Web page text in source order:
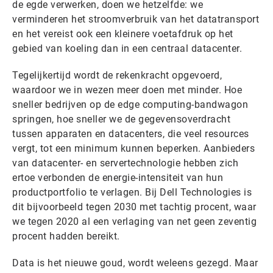
de egde verwerken, doen we hetzelfde: we
verminderen het stroomverbruik van het datatransport
en het vereist ook een kleinere voetafdruk op het
gebied van koeling dan in een centraal datacenter.
Tegelijkertijd wordt de rekenkracht opgevoerd,
waardoor we in wezen meer doen met minder. Hoe
sneller bedrijven op de edge computing-bandwagon
springen, hoe sneller we de gegevensoverdracht
tussen apparaten en datacenters, die veel resources
vergt, tot een minimum kunnen beperken. Aanbieders
van datacenter- en servertechnologie hebben zich
ertoe verbonden de energie-intensiteit van hun
productportfolio te verlagen. Bij Dell Technologies is
dit bijvoorbeeld tegen 2030 met tachtig procent, waar
we tegen 2020 al een verlaging van net geen zeventig
procent hadden bereikt.
Data is het nieuwe goud, wordt weleens gezegd. Maar